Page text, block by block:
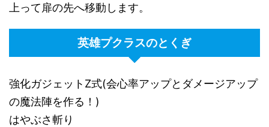
上って扉の先へ移動します。
英雄プクラスのとくぎ
強化ガジェットZ式(会心率アップとダメージアップ
の魔法陣を作る！)
はやぶさ斬り